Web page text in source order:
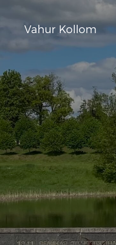
Vahur Kollom